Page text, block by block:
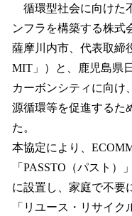
！
数
を
読
み
中
す
循環型社会に向けた
ンフラを構築する株式
薩摩川内市、代表取締
MIT」）と、鹿児島県
カーボンシティに向け
源循環等を促進するた
た。
本協定により、
「PASSTO（パスト
に設置し、家庭で不要
「リユース・リサイ